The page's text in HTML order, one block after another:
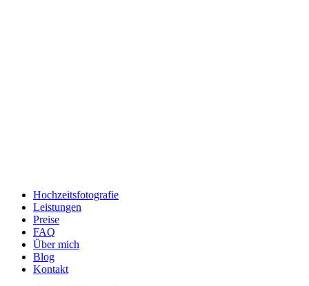
Hochzeitsfotografie
Leistungen
Preise
FAQ
Über mich
Blog
Kontakt